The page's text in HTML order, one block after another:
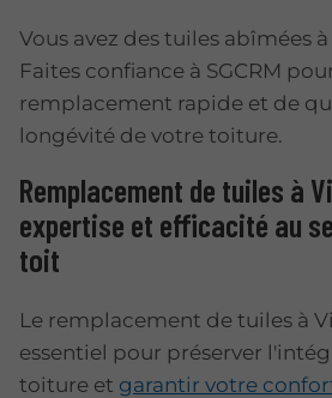
Vous avez des tuiles abîmées
Faites confiance à SGCRM
remplacement rapide et de
longévité de votre toiture.
Remplacement de tuiles à
expertise et efficacité au
toit
Le remplacement de tuiles à
essentiel pour préserver
toiture et garantir votre